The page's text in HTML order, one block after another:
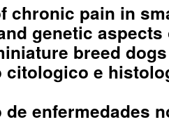
chronic pain in
genetic
breed
citologico e
enfermedades